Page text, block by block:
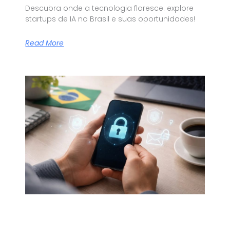
Descubra onde a tecnologia floresce: explore
startups de IA no Brasil e suas oportunidades!
Read More